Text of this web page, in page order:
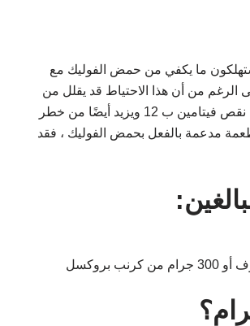
ما يكفي من حمض الفوليك مع
الرغم من أن هذا الاحتياط قد يقلل من
مخاطر عيوب الأنبوب العصبي عند الرضع ، إلا أنه قد يزيد من نقص فيتامين ب 12 ويزيد أيضًا من خطر
مدعمة بالفعل بحمض الفوليك ، فقد